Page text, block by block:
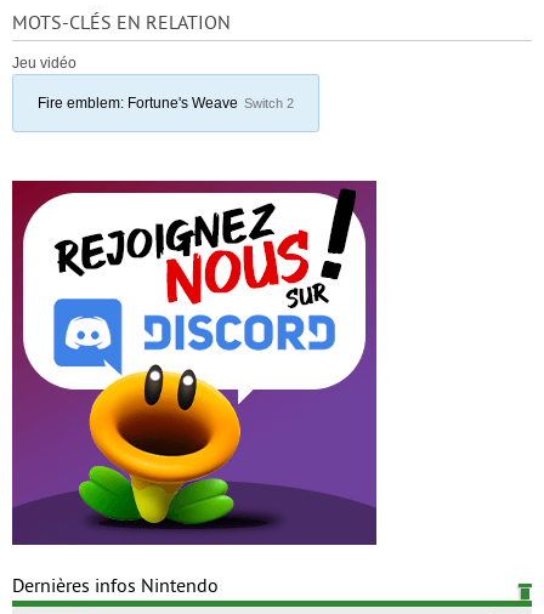
MOTS-CLÉS EN RELATION
Jeu vidéo
Fire emblem: Fortune's Weave Switch 2
Dernières infos Nintendo